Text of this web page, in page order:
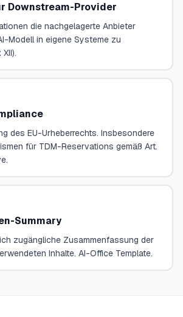
Downstream-Provider
die nachgelagerte Anbieter
Modell in eigene Systeme zu
des EU-Urheberrechts. Insbesondere
für TDM-Reservations gemäß Art.
Summary
zugängliche Zusammenfassung der
Inhalte. AI-Office Template.